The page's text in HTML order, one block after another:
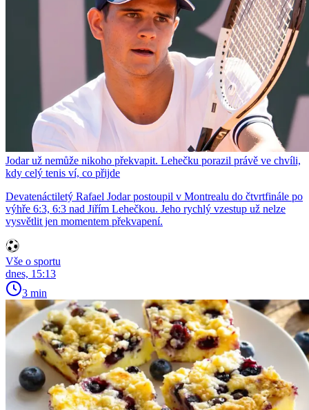
Jodar už nemůže nikoho překvapit. Lehečku porazil právě ve chvíli,
kdy celý tenis ví, co přijde
Devatenáctiletý Rafael Jodar postoupil v Montrealu do čtvrtfinále po
výhře 6:3, 6:3 nad Jiřím Lehečkou. Jeho rychlý vzestup už nelze
vysvětlit jen momentem překvapení.
Vše o sportu
dnes, 15:13
3 min